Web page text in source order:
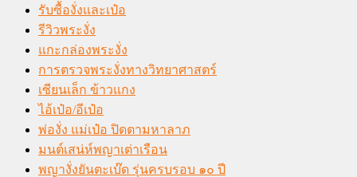
รับซื้องั่งและเป๋อ
รีวิวพระงั่ง
แกะกล่องพระงั่ง
การตรวจพระงั่งทางวิทยาศาสตร์
เซียนเล็ก ข้าวแกง
ไอ้เป๋อ/อีเป๋อ
พ่องั่ง แม่เป๋อ ปิดตามหาลาภ
มนต์เสน่ห์พญาเต่าเรือน
พญางั่งยันตะเบ๊ด รุ่นครบรอบ ๑๐ ปี